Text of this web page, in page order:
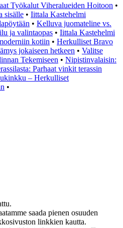
Työkalut Viheralueiden Hoitoon •
sisälle • Iittala Kastehelmi
• Kelluva juomateline vs.
ja valintaopas • Iittala Kastehelmi
kotiin • Herkulliset Bravo
jokaiseen hetkeen • Valitse
Tekemiseen • Nipistinvalaisin:
Parhaat vinkit terassin
– Herkulliset
•
saada pienen osuuden
linkkien kautta.